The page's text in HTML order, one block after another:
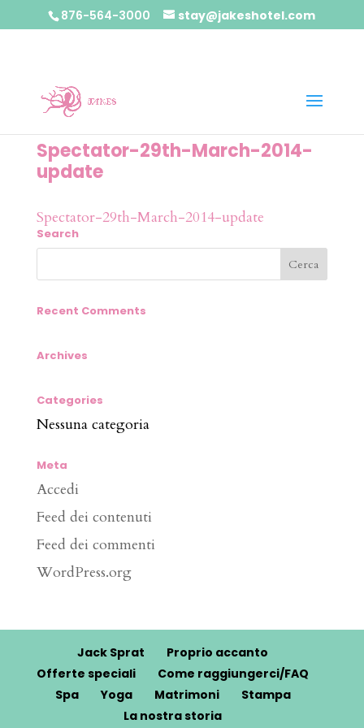
876-564-3000 stay@jakeshotel.com
Spectator-29th-March-2014-
update
Spectator-29th-March-2014-update
Search
Recent Comments
Archives
Categories
Nessuna categoria
Meta
Accedi
Feed dei contenuti
Feed dei commenti
WordPress.org
Jack Sprat
Proprio accanto
Offerte speciali
Come raggiungerci/FAQ
Spa
Yoga Matrimoni
Stampa
La nostra storia